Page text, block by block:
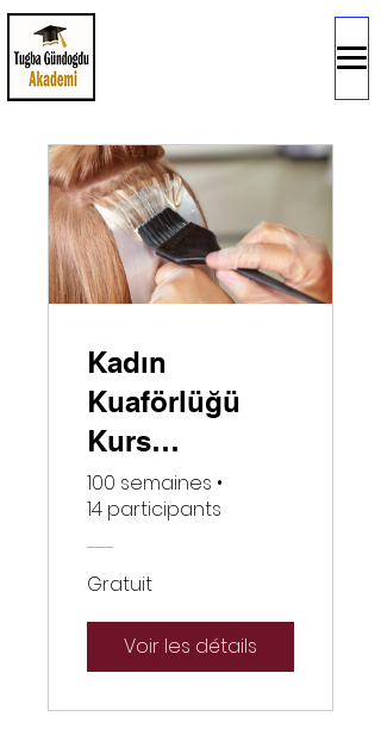
Kadın
Kuaförlüğü
Kurs
Programı(4.
Seviye )
100 semaines •
14 participants
Gratuit
Voir les détails